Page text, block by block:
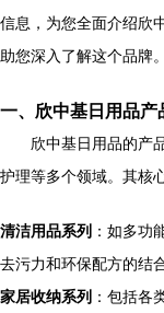
信息，为您全面介绍欣
助您深入了解这个品牌。
一、欣中基日用品
欣中基日用品的产
护理等多个领域。其核
清洁用品系列 ：如多功
去污力和环保配方的结合
家居收纳系列 ：包括各